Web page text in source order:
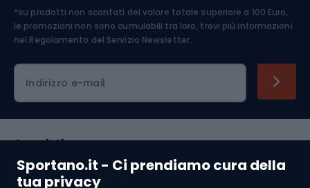
Sportano.it - Ci prendiamo cura della
tua privacy
Abbigliamento ciclistico
*su prodotti non scontati del valore totale superiore a 100 Euro,
le promozioni non sono cumulabili tra loro, trovi più informazioni
nel Regolamento del Servizio Newsletter.
Indirizzo e-mail
Acquisti
Servizio clienti